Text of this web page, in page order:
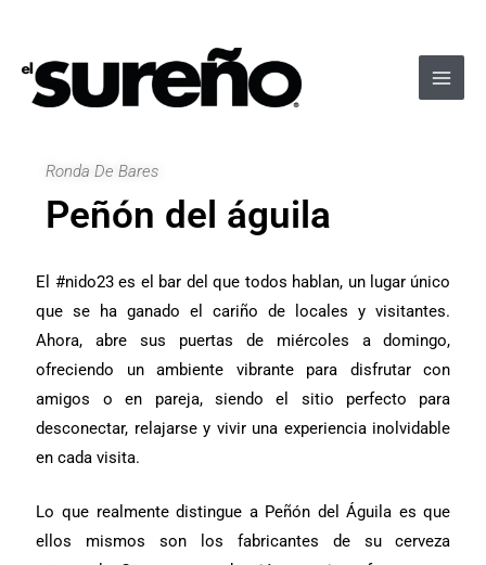
contenido
Ronda De Bares
Peñón del águila
E l #nido23 es el bar del que todos hablan, un lugar único
que se ha ganado el cariño de locales y visitantes.
Ahora, abre sus puertas de miércoles a domingo,
ofreciendo un ambiente vibrante para disfrutar con
amigos o en pareja, siendo el sitio perfecto para
desconectar, relajarse y vivir una experiencia inolvidable
en cada visita.
Lo que realmente distingue a Peñón del Águila es que
ellos mismos son los fabricantes de su cerveza
entradas